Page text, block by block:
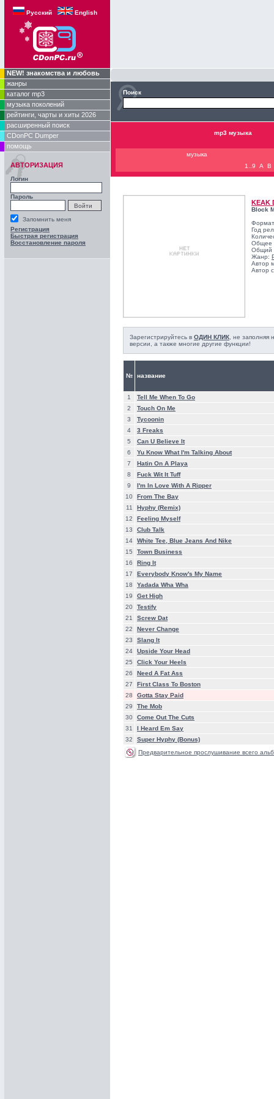
Русский English
NEW! знакомства и любовь
жанры
каталог mp3
музыка поколений
рейтинги, чарты и хиты 2026
расширенный поиск
CDonPC Dumper
помощь
АВТОРИЗАЦИЯ
Логин
Пароль
Запомнить меня
Регистрация
Быстрая регистрация
Восстановление пароля
Поиск
mp3 музыка
музыка
1..9
A B
KEAK
Block
Год
Общее
Общий
Жанр:
Автор
Автор
Зарегистрируйтесь в ОДИН КЛИК , не
версии, а также многие другие функции!
№ название
1
Tell Me When To Go
2
Touch On Me
3
Tycoonin
4
3 Freaks
5
Can U Believe It
6
Yu Know What I'm Talking About
7
Hatin On A Playa
8
Fuck Wit It Tuff
9
I'm In Love With A Ripper
10
From The Bay
11
Hyphy (Remix)
12
Feeling Myself
13
Club Talk
14
White Tee, Blue Jeans And Nike
15
Town Business
16
Ring It
17
Everybody Know's My Name
18
Yadada Wha Wha
19
Get High
20
Testify
21
Screw Dat
22
Never Change
23
Slang It
24
Upside Your Head
25
Click Your Heels
26
Need A Fat Ass
27
First Class To Boston
28
Gotta Stay Paid
29
The Mob
30
Come Out The Cuts
31
I Heard Em Say
32
Super Hyphy (Bonus)
Предварительное прослушивание всего